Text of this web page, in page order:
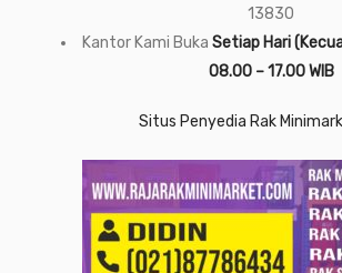
13830
Kantor Kami Buka Setiap Hari
08.00 – 17.00 WIB
Situs Penyedia Rak